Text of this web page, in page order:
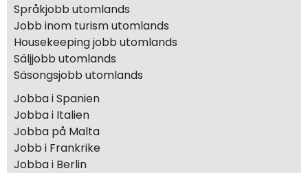
Språkjobb utomlands
Jobb inom turism utomlands
Housekeeping jobb utomlands
Säljjobb utomlands
Säsongsjobb utomlands
Jobba i Spanien
Jobba i Italien
Jobba på Malta
Jobb i Frankrike
Jobba i Berlin